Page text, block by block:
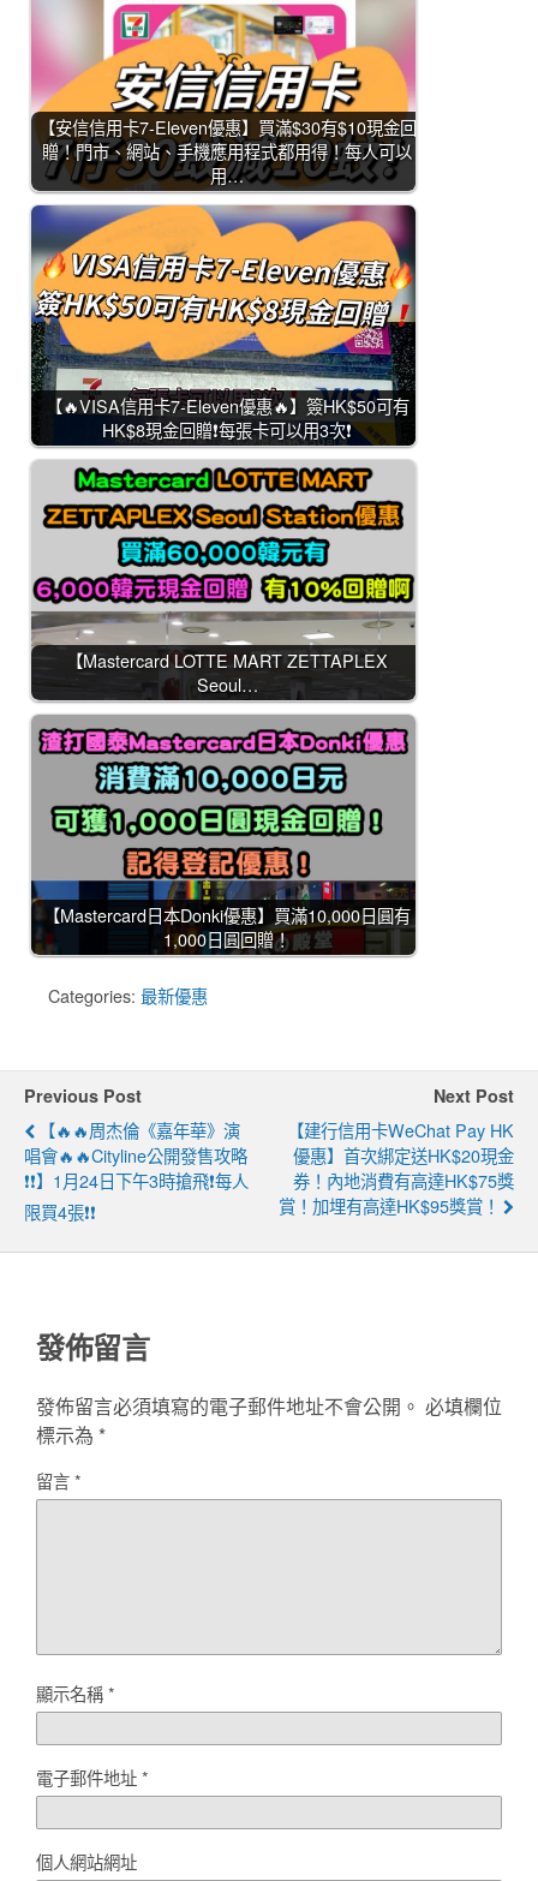
【安信信用卡7-Eleven優惠】買滿$30有$10現金回
贈！門市、網站、手機應用程式都用得！每人可以
用…
【🔥VISA信用卡7-Eleven優惠🔥】簽HK$50可有
HK$8現金回贈❗每張卡可以用3次❗
【Mastercard LOTTE MART ZETTAPLEX
Seoul…
【Mastercard日本Donki優惠】買滿10,000日圓有
1,000日圓回贈！
Categories: 最新優惠
Previous Post
【🔥🔥周杰倫《嘉年華》演
唱會🔥🔥Cityline公開發售攻略
❗❗】1月24日下午3時搶飛❗每人
限買4張❗❗
Next Post
【建行信用卡WeChat Pay HK
優惠】首次綁定送HK$20現金
券！內地消費有高達HK$75獎
賞！加埋有高達HK$95獎賞！
發佈留言
發佈留言必須填寫的電子郵件地址不會公開。 必填欄位
標示為 *
留言*
顯示名稱*
電子郵件地址*
個人網站網址